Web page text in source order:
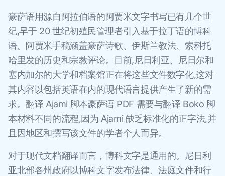
豪萨语用源自阿拉伯语的阿贾米文字书写已有几个世
纪,早于 20 世纪初殖民管理者引入基于拉丁语的博科
语。阿贾米手稿涵盖豪萨诗歌、伊斯兰教法、索科托
哈里发的历史和宗教评论。目前,尼日利亚、尼日尔和
塞内加尔的大学和档案馆正在将这些文件数字化,这对
其内容以包括英语在内的现代语言提供产生了新的需
求。翻译 Ajami 脚本豪萨语 PDF 需要与翻译 Boko 脚
本材料不同的流程,因为 Ajami 缺乏标准化的正字法,并
且因地区和撰写该文件的学者个人而异。
对于现代文档翻译而言，博科文字是通用的。尼日利
亚北部各州政府以博科文字发布法律、法庭文件和行